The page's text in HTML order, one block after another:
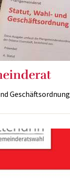
Geschäftsordnung